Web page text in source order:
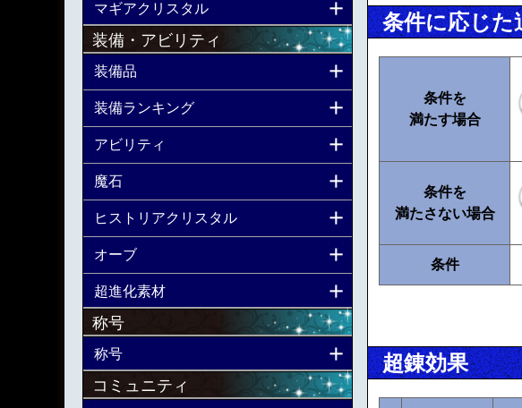
条件に応じた
条件を
満たす場合
条件を
満たさない場合
条件
超錬効果
マギアクリスタル
装備・アビリティ
装備品
装備ランキング
アビリティ
魔石
ヒストリアクリスタル
オーブ
超進化素材
称号
称号
コミュニティ